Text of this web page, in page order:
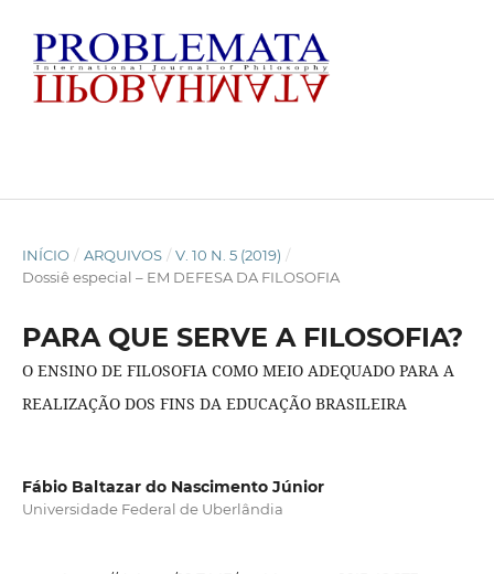
INÍCIO / ARQUIVOS / V. 10 N. 5 (2019) /
Dossiê especial – EM DEFESA DA FILOSOFIA
PARA QUE SERVE A FILOSOFIA?
O ENSINO DE FILOSOFIA COMO MEIO ADEQUADO PARA A
REALIZAÇÃO DOS FINS DA EDUCAÇÃO BRASILEIRA
Fábio Baltazar do Nascimento Júnior
Universidade Federal de Uberlândia